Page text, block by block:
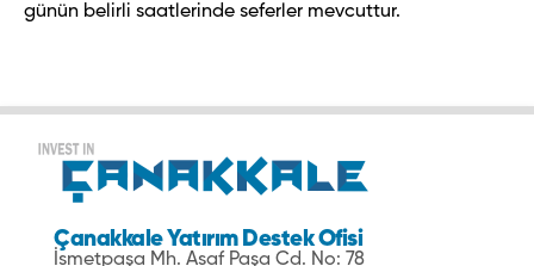
günün belirli saatlerinde seferler mevcuttur.
Çanakkale Yatırım Destek Ofisi
İsmetpaşa Mh. Asaf Paşa Cd. No: 78